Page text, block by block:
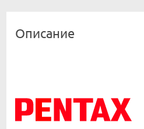
Описание